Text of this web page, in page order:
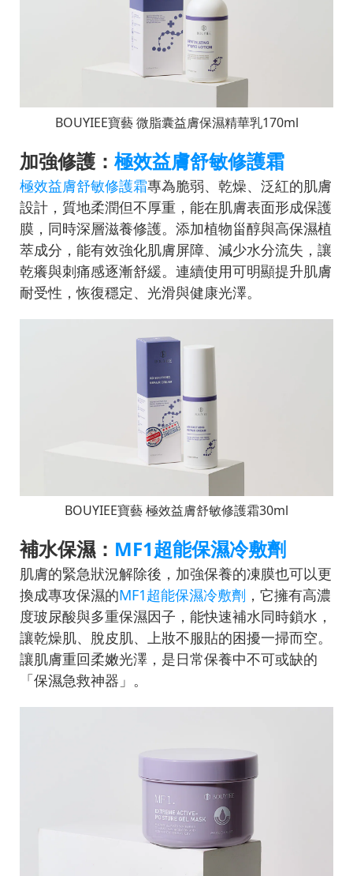
BOUYIEE寶藝 微脂囊益膚保濕精華乳170ml
加強修護： 極效益膚舒敏修護霜
極效益膚舒敏修護霜專為脆弱、乾燥、泛紅的肌膚
設計，質地柔潤但不厚重，能在肌膚表面形成保護
膜，同時深層滋養修護。添加植物甾醇與高保濕植
萃成分，能有效強化肌膚屏障、減少水分流失，讓
乾癢與刺痛感逐漸舒緩。連續使用可明顯提升肌膚
耐受性，恢復穩定、光滑與健康光澤。
BOUYIEE寶藝極效益膚舒敏修護霜30ml
補水保濕： MF1超能保濕冷敷劑
肌膚的緊急狀況解除後，加強保養的凍膜也可以更
換成專攻保濕的MF1超能保濕冷敷劑 ，它擁有高濃
度玻尿酸與多重保濕因子，能快速補水同時鎖水，
讓乾燥肌、脫皮肌、上妝不服貼的困擾一掃而空。
讓肌膚重回柔嫩光澤，是日常保養中不可或缺的
「保濕急救神器」。